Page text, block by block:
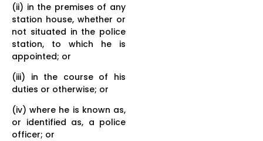
(ii) in the premises of any
station house, whether or
not situated in the police
station, to which he is
appointed; or
(iii) in the course of his
duties or otherwise; or
(iv) where he is known as,
or identified as, a police
officer; or